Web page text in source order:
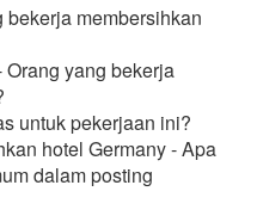
bekerja membersihkan
yang bekerja
untuk pekerjaan ini?
hotel Germany - Apa
dalam posting